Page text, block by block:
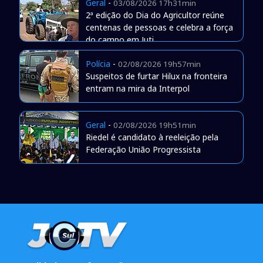
Geral - 03/08/2026 17h31min
2ª edição do Dia do Agricultor reúne
centenas de pessoas e celebra a força
do campo em Juti
Polícia - 02/08/2026 19h57min
Suspeitos de furtar Hilux na fronteira
entram na mira da Interpol
Geral - 02/08/2026 19h51min
Riedel é candidato à reeleição pela
Federação União Progressista